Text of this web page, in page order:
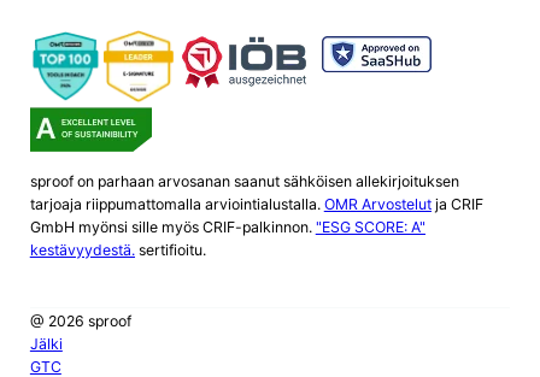
sproof on parhaan arvosanan saanut sähköisen allekirjoituksen
tarjoaja riippumattomalla arviointialustalla. OMR Arvostelutja CRIF
GmbH myönsi sille myös CRIF-palkinnon. "ESG SCORE: A"
kestävyydestä.sertifioitu.
@ 2026 sproof
Jälki
GTC